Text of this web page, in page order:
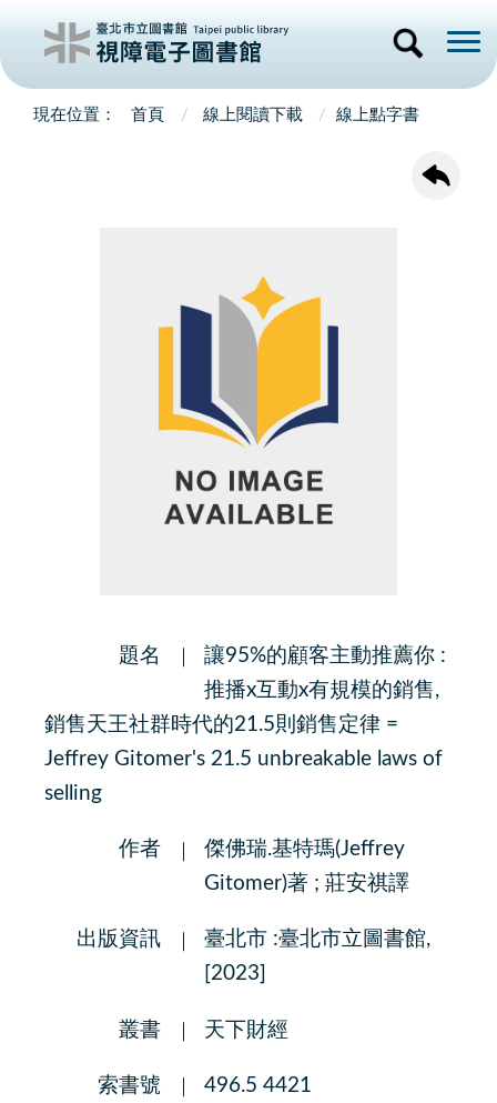
首頁 線上閱讀下載 線上點字書
題名
讓95%的顧客主動推薦你 :
推播x互動x有規模的銷售,
銷售天王社群時代的21.5則銷售定律 =
Jeffrey Gitomer's 21.5 unbreakable laws of
selling
作者
傑佛瑞.基特瑪(Jeffrey
Gitomer)著 ; 莊安祺譯
出版資訊
臺北市 :臺北市立圖書館,
[2023]
叢書 天下財經
索書號 496.5 4421